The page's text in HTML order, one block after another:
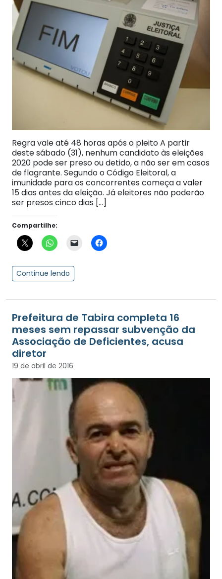
Regra vale até 48 horas após o pleito A partir
deste sábado (31), nenhum candidato às eleições
2020 pode ser preso ou detido, a não ser em casos
de flagrante. Segundo o Código Eleitoral, a
imunidade para os concorrentes começa a valer
15 dias antes da eleição. Já eleitores não poderão
ser presos cinco dias […]
Compartilhe:
Continue lendo
Prefeitura de Tabira completa 16
meses sem repassar subvenção da
Associação de Deficientes, acusa
diretor
19 de abril de 2016